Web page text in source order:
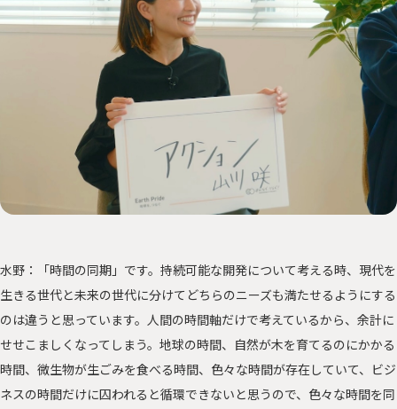
水野：「時間の同期」です。持続可能な開発について考える時、現代を
生きる世代と未来の世代に分けてどちらのニーズも満たせるようにする
のは違うと思っています。人間の時間軸だけで考えているから、余計に
せせこましくなってしまう。地球の時間、自然が木を育てるのにかかる
時間、微生物が生ごみを食べる時間、色々な時間が存在していて、ビジ
ネスの時間だけに囚われると循環できないと思うので、色々な時間を同